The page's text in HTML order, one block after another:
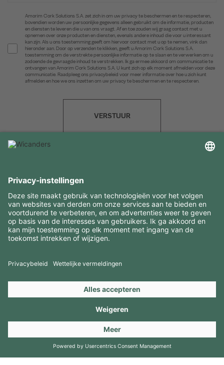
Amorim Cork Solutions S.A. zet zich in om uw privacy te beschermen en te respecteren,
bovendien worden uw persoonlijke gegevens alleen gebruikt om de informatie, producten
en diensten te leveren die u van ons vraagt. Af en toe zouden wij graag contact met u
opnemen over onze producten en diensten, evenals andere inhoud die voor u interessant
kan zijn. Als u ons toestemming geeft om hiervoor contact met u op te nemen, vink dan
hieronder aan. Door op verzenden te klikken, geeft u Amorim Cork Solutions S.A.
toestemming om de verstrekte persoonlijke informatie op te slaan en te verwerken om u
zodoende de gevraagde inhoud te verstrekken. Ik ga ermee akkoord om communicatie te
ontvangen van Amorim Cork Solutions S.A. U kunt zich op elk moment afmelden voor deze
communicatie. Raadpleeg ons privacybeleid voor meer informatie over hoe u zich kunt
afmelden en hoe we ons inzetten om uw privacy te beschermen en te respecteren.
VERSTUUR
INTERESSANTE INFORMATIE
MIDDELEN
CONTACTEN
Copyright 2026 © Amorim Cork Solutions. All rights reserved.
byWebcomum